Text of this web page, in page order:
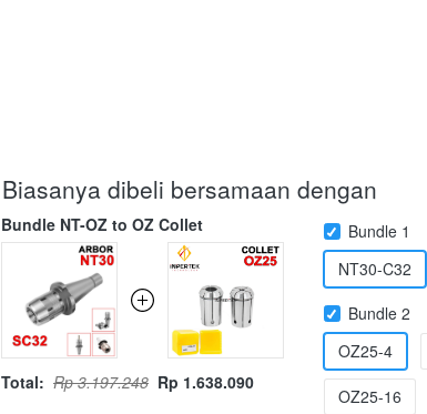
Biasanya dibeli bersamaan dengan
Bundle NT-OZ to OZ Collet
Total: Rp 3.197.248 Rp 1.638.090
Bundle 1
NT30-C32
Bundle 2
OZ25-4
OZ25-16